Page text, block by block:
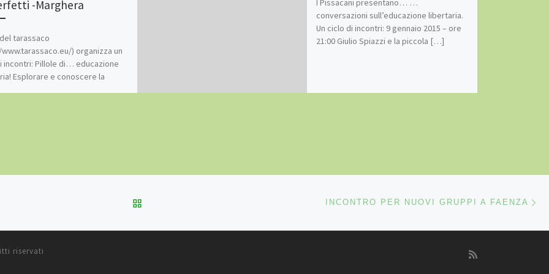
-Marghera
tarassaco
) organizza un
incontri: Pillole di… educazione
Esplorare e conoscere la
I Pissacani presentano… …
conversazioni sull’educazione libertaria.
Un ciclo di incontri: 9 gennaio 2015 – ore
21:00 Giulio Spiazzi e la piccola […]
RITORNA ALLA LISTA DEGLI ARTICOLIINCONTRO PER NUOVI GRUPPI A FAENZA
riservati